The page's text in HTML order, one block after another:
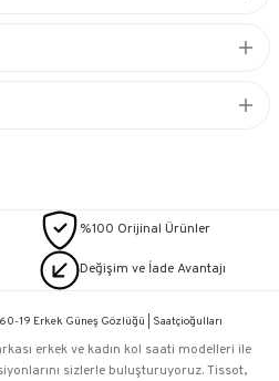
%100 Orijinal Ürünler
Değişim ve İade Avantajı
erkek ve kadın kol saati modelleri ile
sizlerle buluşturuyoruz. Tissot,